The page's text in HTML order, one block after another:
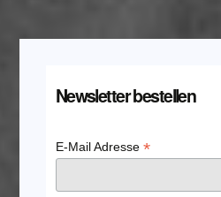
Newsletter bestellen
E-Mail Adresse *